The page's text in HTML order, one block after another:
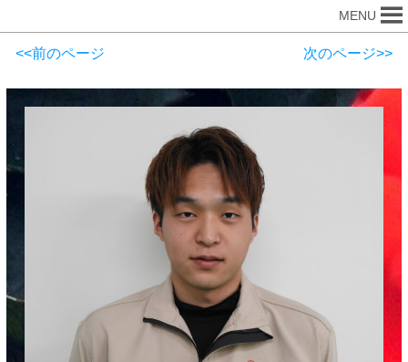
MENU
<<前のページ 次のページ>>